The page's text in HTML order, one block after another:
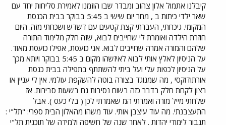
קיבלנו אתמול אלון צהוב ומבדר שבו הוזמנו לאמירת סליחות יחד עם
שאר ילדי כיתות ב , מחר יום שישי ב 5:45 בבוקר בבית הכנסת
המקומי. גיכחתי, העברתי קצת קטעים עם דשדש ושכחתי מזה. היום
חוזרת הילדה ואומרת לי שחייבים לבוא, שזה חלק מלימוד התורה
שלהם והמורה אמרה שחייבים לבוא. אני כועסת, אפילו כועסת מאוד.
על הניסיון לאלץ אותי לבוא לאיזשהו מקום ב 5:45 בבוקר ויותא מכך
על הניסיון לכפות עלי ועל ביתי להשתתף בתפילה בבית כנסת
אורתודוקסי , מה שמנוגד בצורה בוטה להשקפת עולמי. אין לי עניין או
רצון לקחת חלק בדבר כזה בשום נסיבות גם בשעות סבירות. אז
שלחתי מייל מורה ואמרתי המ שאמרתי לכן ( בלי כעס ). אבל
התעצבנתי. מה עוד עיצבן אותי. עוד משהו מהאלון הבית ספרי: "תל"י :
תגבור לימודי יהדות . לאחר שנה של חשיפה ולמידה של תוכנית תל"י